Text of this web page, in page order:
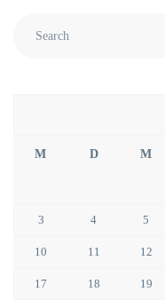
M D M
3 4 5
10 11 12
17 18 19